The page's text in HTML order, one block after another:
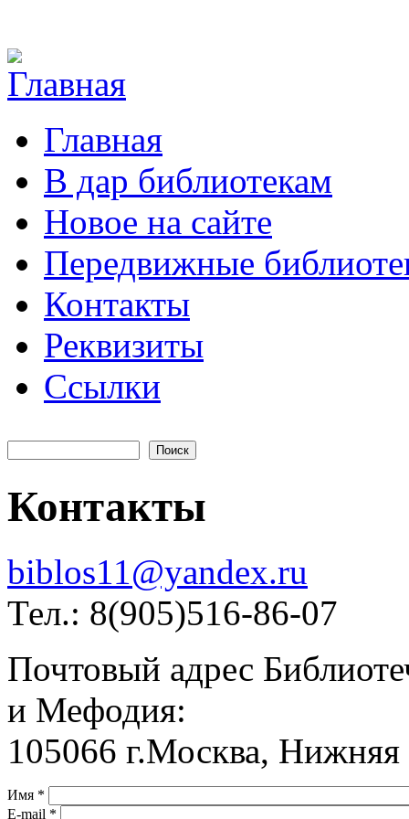
Главная
В дар библиотекам
Новое на сайте
Передвижные
Контакты
Реквизиты
Ссылки
Форма поиска
Контакты
biblos11@yandex.ru
Тел.: 8(905)516-86-07
Почтовый адрес
и Мефодия:
105066 г.Москва, Нижняя
Имя *
E-mail *